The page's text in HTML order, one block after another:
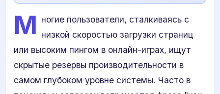
М ногие пользователи, сталкиваясь с
низкой скоростью загрузки страниц
или высоким пингом в онлайн-играх, ищут
скрытые резервы производительности в
самом глубоком уровне системы. Часто в